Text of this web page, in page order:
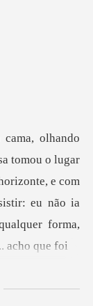
e com
eu não